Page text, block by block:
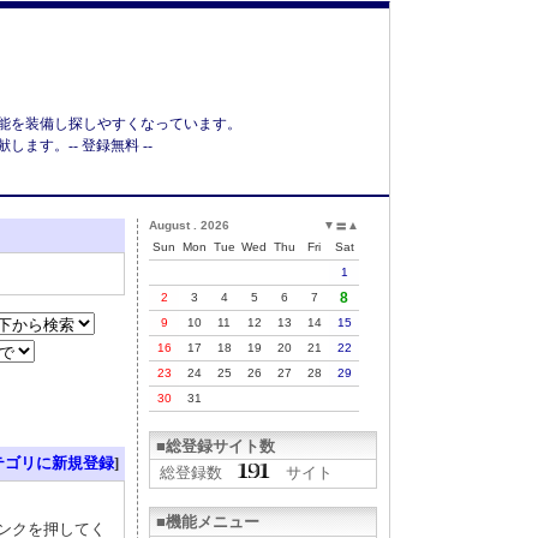
装備し探しやすくなっています。
します。-- 登録無料 --
▲
〓
▼
August . 2026
Sun
Mon Tue Wed Thu Fri
Sat
1
2
3 4 5 6 7 8
9 10 11 12 13 14
15
16
17 18 19 20 21
22
23
24 25 26 27 28
29
30
31
■総登録サイト数
総登録数
サイト
■機能メニュー
ゴリに新規登録]
クを押してく